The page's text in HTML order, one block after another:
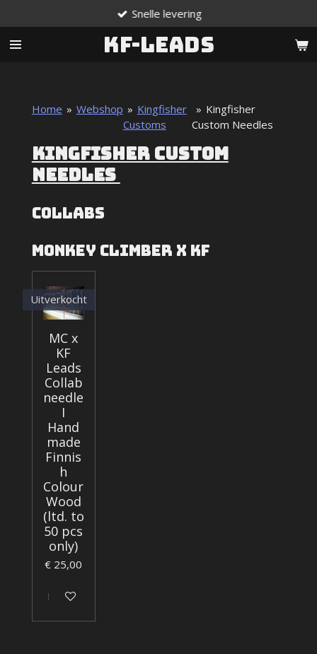
direct
naar
KF-Leads
Snelle levering
Home » Webshop » Kingfisher
Customs
» Kingfisher
Custom Needles
KINGFISHER CUSTOM
NEEDLES
COllabs
Monkey Climber x KF
Uitverkocht
MC x
KF
Leads
Collab
needle
I
Hand
made
Finnis
h
Colour
Wood
(ltd. to
50 pcs
only)
€ 25,00
Houd mij op de hoogte